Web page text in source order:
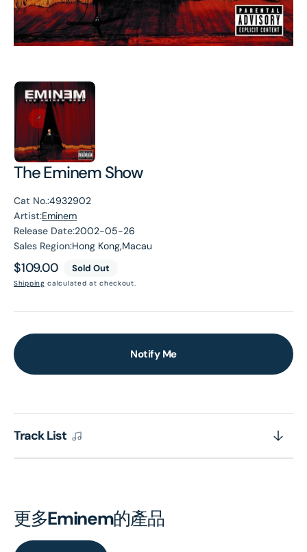
The Eminem Show
Cat No.:4932902
Artist:Eminem
Release Date:2002-05-26
Sales Region:Hong Kong,Macau
Regular
price
$109.00 Sold Out
Shipping calculated at checkout.
Notify Me
Track List
更多Eminem的產品